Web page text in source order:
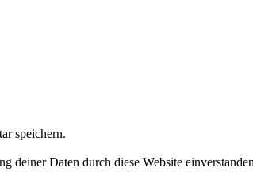
speichern.
deiner Daten durch diese Website